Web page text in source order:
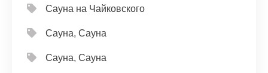
Сауна на Чайковского
Сауна, Сауна
Сауна, Сауна